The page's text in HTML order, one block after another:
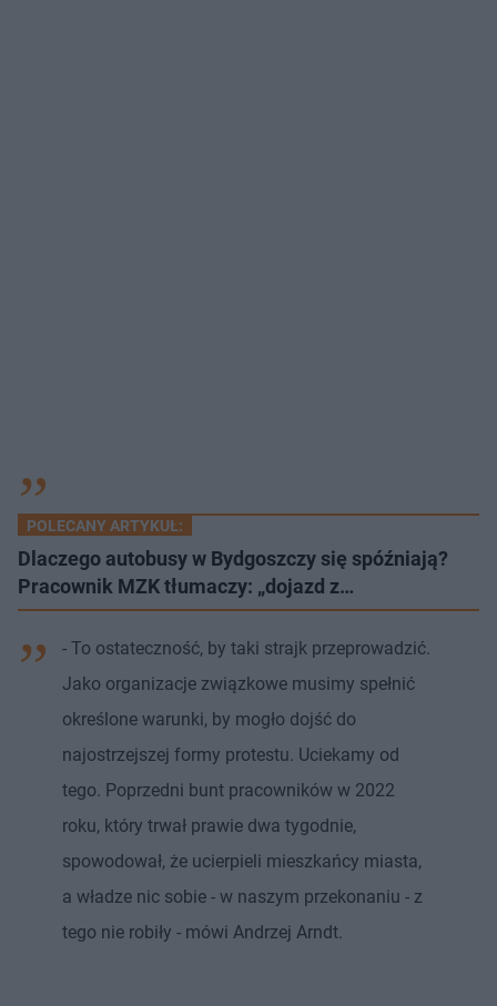
POLECANY ARTYKUŁ:
Dlaczego autobusy w Bydgoszczy się spóźniają?
Pracownik MZK tłumaczy: „dojazd z…
- To ostateczność, by taki strajk przeprowadzić.
Jako organizacje związkowe musimy spełnić
określone warunki, by mogło dojść do
najostrzejszej formy protestu. Uciekamy od
tego. Poprzedni bunt pracowników w 2022
roku, który trwał prawie dwa tygodnie,
spowodował, że ucierpieli mieszkańcy miasta,
a władze nic sobie - w naszym przekonaniu - z
tego nie robiły - mówi Andrzej Arndt.